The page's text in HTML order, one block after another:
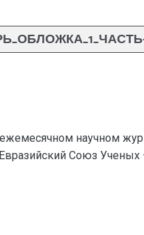
научном
Союз